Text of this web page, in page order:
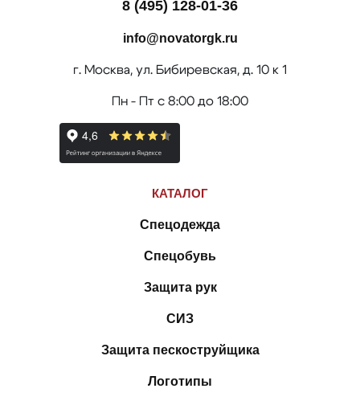
8 (495) 128-01-36
info@novatorgk.ru
г. Москва, ул. Бибиревская, д. 10 к 1
Пн - Пт с 8:00 до 18:00
КАТАЛОГ
Спецодежда
Спецобувь
Защита рук
СИЗ
Защита пескоструйщика
Логотипы